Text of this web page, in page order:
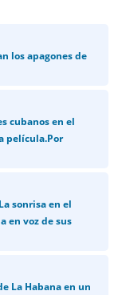
los apagones de
cubanos en el
película.Por
sonrisa en el
en voz de sus
La Habana en un